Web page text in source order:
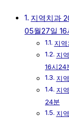
지역치과
05월27일 16
지
지
16시24
지
지
24분
지